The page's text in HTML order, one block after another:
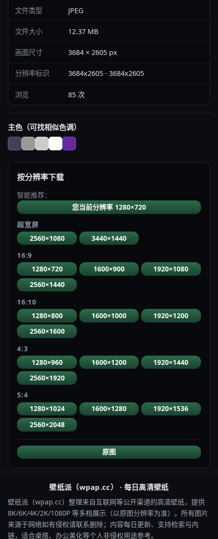
文件类型 JPEG
文件大小 12.37 MB
画面尺寸 3684 × 2605 px
分辨率标识 3684x2605 · 3684x2605
浏览 85 次
主色（可找相似色调）
按分辨率下载
智能推荐：
您当前分辨率 1280×720
超宽屏
2560×1080
3440×1440
16:9
1280×720
1600×900
1920×1080
2560×1440
16:10
1280×800
1600×1000
1920×1200
2560×1600
4:3
1280×960
1600×1200
1920×1440
2560×1920
5:4
1280×1024
1600×1280
1920×1536
2560×2048
原图
壁纸派（wpap.cc） · 每日高清壁纸
壁纸派（wpap.cc）整理来自互联网等公开渠道的高清壁纸，提供
8K/6K/4K/2K/1080P 等多档展示（以原图分辨率为准）。所有图片
来源于网络如有侵权请联系删除；内容每日更新、支持检索与内
链，适合桌搭、办公美化等个人非侵权用途参考。